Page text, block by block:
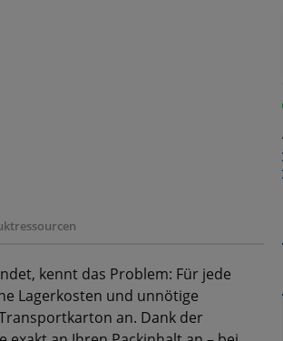
kennt das Problem: Für jede
Lagerkosten und unnötige
an. Dank der